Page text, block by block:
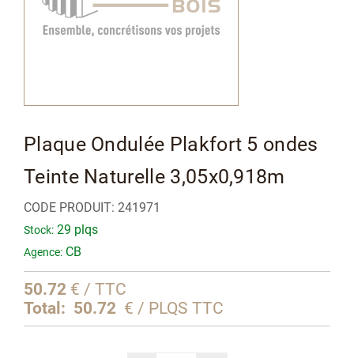
Plaque Ondulée Plakfort 5 ondes
Teinte Naturelle 3,05x0,918m
CODE PRODUIT: 241971
Stock: 29 plqs
Agence: CB
50.72 € / TTC
Total: 50.72 € / PLQS TTC
galerie
Passer
début
de
la
Galerie
d’images